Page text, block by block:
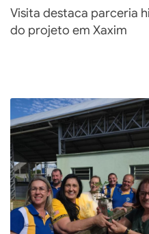
Visita destaca parceria
do projeto em Xaxim